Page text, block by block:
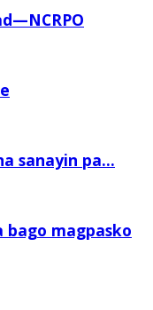
sanayin pa...
bago magpasko